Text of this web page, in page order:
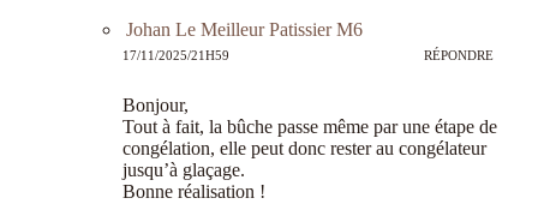
Johan Le Meilleur Patissier M6
17/11/2025/21H59 RÉPONDRE
Bonjour,
Tout à fait, la bûche passe même par une étape de
congélation, elle peut donc rester au congélateur
jusqu’à glaçage.
Bonne réalisation !